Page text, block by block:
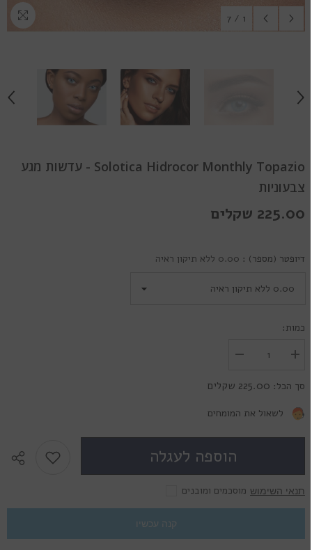
1
/
7
Solotica Hidrocor Monthly Topazio - עדשות מגע
צבעוניות
225.00 שקלים
דיופטר (מספר) : 0.00 ללא תיקון ראיה
כמות:
הכמות
עבור
Hidrocor
עדשות
מגע
צבעוניות
הגדל
עבור
Hidrocor
Monthly
צבעוניות
סך הכל: 225.00 שקלים
לשאול את המומחים
הוספה לעגלה
מוסכמים ומובנים תנאי השימוש
קנה עכשיו